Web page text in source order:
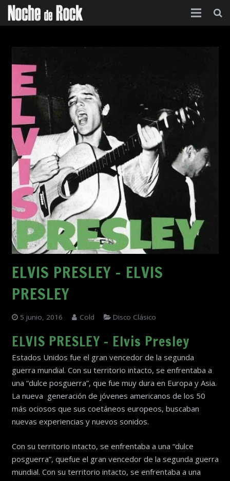
Categorías
Agenda
Foro
Contacto
Acerca de
ELVIS PRESLEY – ELVIS
PRESLEY
5 junio, 2016 Cold Disco Clásico
ELVIS PRESLEY – Elvis Presley
Estados Unidos fue el gran vencedor de la segunda
guerra mundial. Con su territorio intacto, se enfrentaba a
una “dulce posguerra”, que fue muy dura en Europa y Asia.
La nueva generación de jóvenes americanos de los 50
más ociosos que sus coetáneos europeos, buscaban
nuevas experiencias y nuevos sonidos.
Con su territorio intacto, se enfrentaba a una “dulce
posguerra”, quefue el gran vencedor de la segunda guerra
mundial. Con su territorio intacto, se enfrentaba a una